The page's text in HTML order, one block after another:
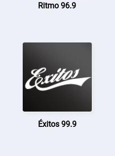
Ritmo 96.9
Éxitos 99.9